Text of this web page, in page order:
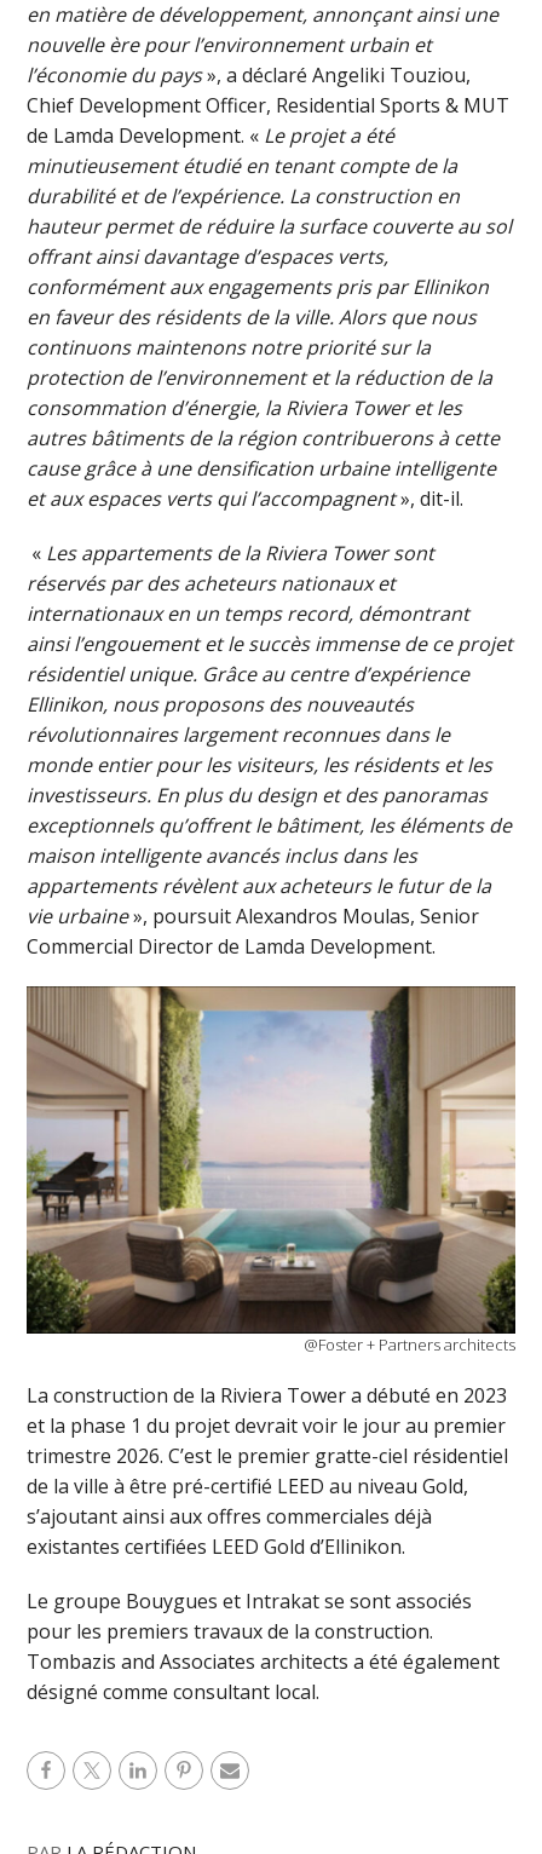
en matière de développement, annonçant ainsi une
nouvelle ère pour l’environnement urbain et
l’économie du pays», a déclaré Angeliki Touziou,
Chief Development Officer, Residential Sports & MUT
de Lamda Development. « Le projet a été
minutieusement étudié en tenant compte de la
durabilité et de l’expérience. La construction en
hauteur permet de réduire la surface couverte au sol
offrant ainsi davantage d’espaces verts,
conformément aux engagements pris par Ellinikon
en faveur des résidents de la ville. Alors que nous
continuons maintenons notre priorité sur la
protection de l’environnement et la réduction de la
consommation d’énergie, la Riviera Tower et les
autres bâtiments de la région contribuerons à cette
cause grâce à une densification urbaine intelligente
et aux espaces verts qui l’accompagnent», dit-il.
« Les appartements de la Riviera Tower sont
réservés par des acheteurs nationaux et
internationaux en un temps record, démontrant
ainsi l’engouement et le succès immense de ce projet
résidentiel unique. Grâce au centre d’expérience
Ellinikon, nous proposons des nouveautés
révolutionnaires largement reconnues dans le
monde entier pour les visiteurs, les résidents et les
investisseurs. En plus du design et des panoramas
exceptionnels qu’offrent le bâtiment, les éléments de
maison intelligente avancés inclus dans les
appartements révèlent aux acheteurs le futur de la
vie urbaine», poursuit Alexandros Moulas, Senior
Commercial Director de Lamda Development.
@Foster + Partners architects
La construction de la Riviera Tower a débuté en 2023
et la phase 1 du projet devrait voir le jour au premier
trimestre 2026. C’est le premier gratte-ciel résidentiel
de la ville à être pré-certifié LEED au niveau Gold,
s’ajoutant ainsi aux offres commerciales déjà
existantes certifiées LEED Gold d’Ellinikon.
Le groupe Bouygues et Intrakat se sont associés
pour les premiers travaux de la construction.
Tombazis and Associates architects a été également
désigné comme consultant local.